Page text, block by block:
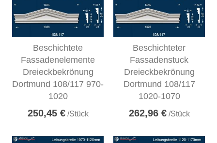
Beschichtete
Fassadenelemente
Dreieckbekrönung
Dortmund 108/117 970-
1020
250,45 €/Stück
Beschichteter
Fassadenstuck
Dreieckbekrönung
Dortmund 108/117
1020-1070
262,96 €/Stück